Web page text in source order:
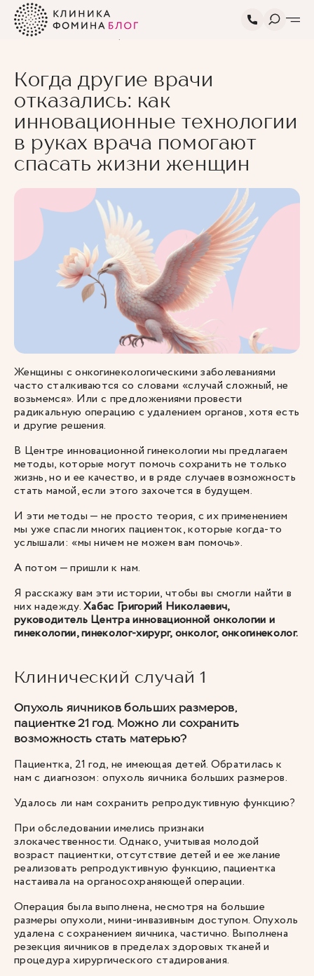
Главная Блог Про
здоровье
Когда другие врачи отказались: как
инновационные технологии в руках
Когда другие врачи
отказались: как
инновационные технологии
в руках врача помогают
спасать жизни женщин
Женщины с онкогинекологическими заболеваниями
часто сталкиваются со словами «случай сложный, не
возьмемся». Или с предложениями провести
радикальную операцию с удалением органов, хотя есть
и другие решения.
В Центре инновационной гинекологии мы предлагаем
методы, которые могут помочь сохранить не только
жизнь, но и ее качество, и в ряде случаев возможность
стать мамой, если этого захочется в будущем.
И эти методы — не просто теория, с их применением
мы уже спасли многих пациенток, которые когда-то
услышали: «мы ничем не можем вам помочь».
А потом — пришли к нам.
Я расскажу вам эти истории, чтобы вы смогли найти в
них надежду.Хабас Григорий Николаевич,
руководитель Центра инновационной онкологии и
гинекологии, гинеколог-хирург, онколог, онкогинеколог.
Клинический случай 1
Опухоль яичников больших размеров,
пациентке 21 год. Можно ли сохранить
возможность стать матерью?
Пациентка, 21 год, не имеющая детей. Обратилась к
нам с диагнозом: опухоль яичника больших размеров.
Удалось ли нам сохранить репродуктивную функцию?
При обследовании имелись признаки
злокачественности. Однако, учитывая молодой
возраст пациентки, отсутствие детей и ее желание
реализовать репродуктивную функцию, пациентка
настаивала на органосохраняющей операции.
Операция была выполнена, несмотря на большие
размеры опухоли, мини-инвазивным доступом. Опухоль
удалена с сохранением яичника, частично. Выполнена
резекция яичников в пределах здоровых тканей и
процедура хирургического стадирования.